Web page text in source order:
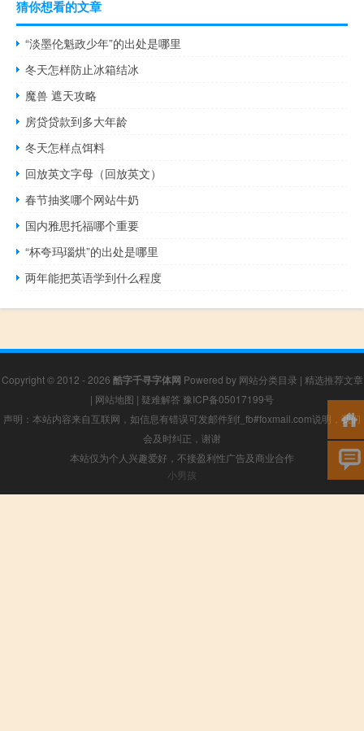
猜你想看的文章
“淡墨伦魁政少年”的出处是哪里
冬天怎样防止冰箱结冰
魔兽 遮天攻略
房贷贷款到多大年龄
冬天怎样点饵料
回放英文字母（回放英文）
春节抽奖哪个网站牛奶
国内雅思托福哪个重要
“杯夸玛瑙烘”的出处是哪里
两年能把英语学到什么程度
Copyright © 2012 - 2026 酷字千寻字体网 Powered by 网站分类目录 | 精选推荐文章
| 网站地图 | 疑难解答 豫ICP备05017199号
声明：本站内容来自互联网，如信息有错误可发邮件到f_fb#foxmail.com说明，我们
会及时纠正，谢谢
本站仅为个人兴趣爱好，不接盈利性广告及商业合作
小男孩